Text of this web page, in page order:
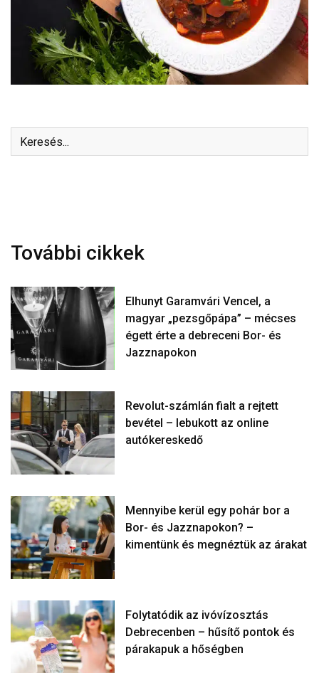
További cikkek
Elhunyt Garamvári Vencel, a
magyar „pezsgőpápa” – mécses
égett érte a debreceni Bor- és
Jazznapokon
Revolut-számlán fialt a rejtett
bevétel – lebukott az online
autókereskedő
Mennyibe kerül egy pohár bor a
Bor- és Jazznapokon? –
kimentünk és megnéztük az árakat
Folytatódik az ivóvízosztás
Debrecenben – hűsítő pontok és
párakapuk a hőségben